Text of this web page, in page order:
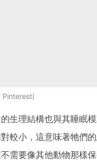
Pinterest
生理結構也與其睡眠
較小，這意味著牠們
需要像其他動物那樣